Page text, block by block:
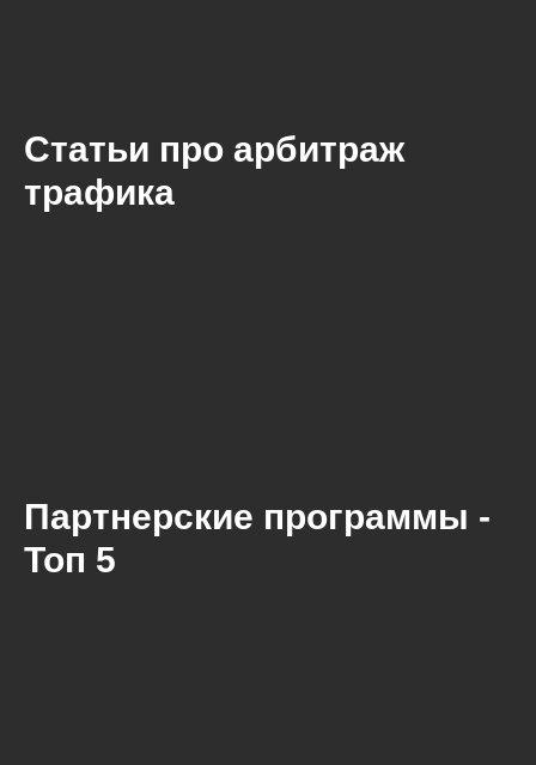
Статьи про арбитраж
трафика
Партнерские программы -
Топ 5